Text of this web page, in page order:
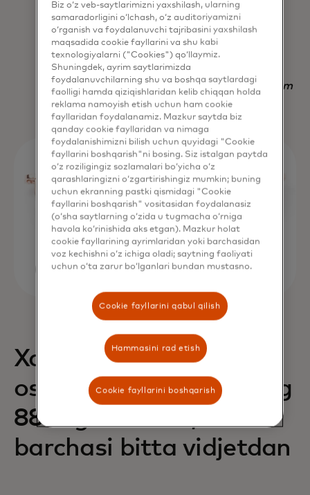
tejash jihatidan ham mavjud bo'lgan
boshqa har qanday strategiyadan
ustun qiladi.
Nadav Yekutiel, Head of Data, GlassesUSA.com
Xaridlarning 68% ga
oshishi va daromadning
88% ga oshishi,
barchasi bitta vidjetdan
Biz o‘z veb-saytlarimizni yaxshilash, ularning
samaradorligini o‘lchash, o‘z auditoriyamizni
o‘rganish va foydalanuvchi tajribasini yaxshilash
maqsadida cookie fayllarini va shu kabi
texnologiyalarni ("Cookies") qo‘llaymiz.
Shuningdek, ayrim saytlarimizda
foydalanuvchilarning shu va boshqa saytlardagi
faolligi hamda qiziqishlaridan kelib chiqqan holda
reklama namoyish etish uchun ham cookie
fayllaridan foydalanamiz. Mazkur saytda biz
qanday cookie fayllaridan va nimaga
foydalanishimizni bilish uchun quyidagi "Cookie
fayllarini boshqarish"ni bosing. Siz istalgan paytda
o‘z roziligingiz sozlamalari bo‘yicha o‘z
qarashlaringizni o‘zgartirishingiz mumkin; buning
uchun ekranning pastki qismidagi "Cookie
fayllarini boshqarish" vositasidan foydalanasiz
(o‘sha saytlarning o‘zida u tugmacha o‘rniga
havola ko‘rinishida aks etgan). Mazkur holat
cookie fayllarining ayrimlaridan yoki barchasidan
voz kechishni o‘z ichiga oladi; saytning faoliyati
uchun o‘ta zarur bo‘lganlari bundan mustasno.
Cookie fayllarini qabul qilish
Hammasini rad etish
Cookie fayllarini boshqarish